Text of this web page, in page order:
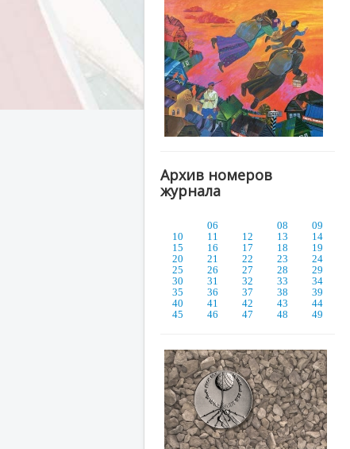
Архив номеров
журнала
06 08
09
10
11 12 13
14
15
16 17 18
19
20
21 22 23
24
25
26 27 28
29
30
31 32 33
34
35
36 37 38
39
40
41 42 43
44
45
46 47 48 49